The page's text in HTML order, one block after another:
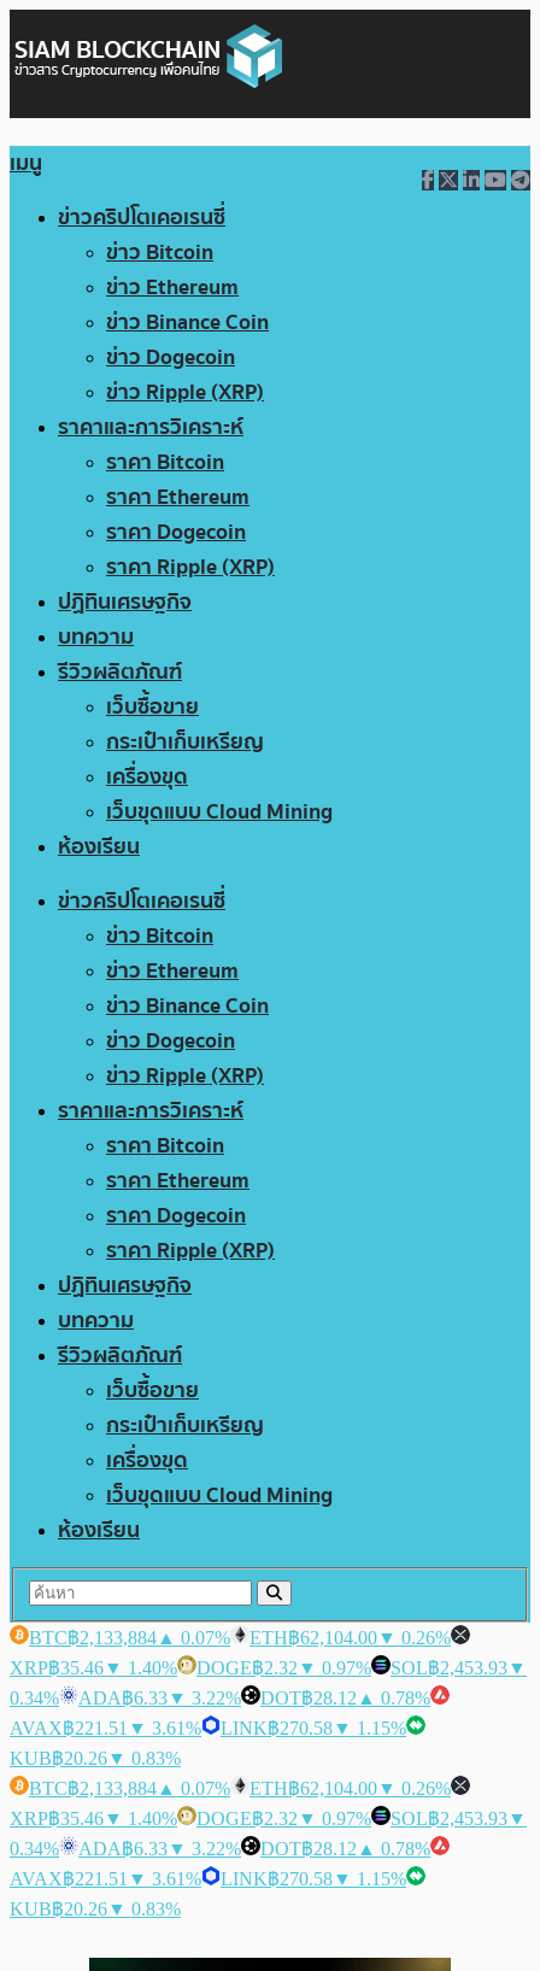
เมนู
ข่าวคริปโตเคอเรนซี่
ข่าว Bitcoin
ข่าว Ethereum
ข่าว Binance Coin
ข่าว Dogecoin
ข่าว Ripple (XRP)
ราคาและการวิเคราะห์
ราคา Bitcoin
ราคา Ethereum
ราคา Dogecoin
ราคา Ripple (XRP)
ปฏิทินเศรษฐกิจ
บทความ
รีวิวผลิตภัณฑ์
เว็บซื้อขาย
กระเป๋าเก็บเหรียญ
เครื่องขุด
เว็บขุดแบบ Cloud Mining
ห้องเรียน
ข่าวคริปโตเคอเรนซี่
ข่าว Bitcoin
ข่าว Ethereum
ข่าว Binance Coin
ข่าว Dogecoin
ข่าว Ripple (XRP)
ราคาและการวิเคราะห์
ราคา Bitcoin
ราคา Ethereum
ราคา Dogecoin
ราคา Ripple (XRP)
ปฏิทินเศรษฐกิจ
บทความ
รีวิวผลิตภัณฑ์
เว็บซื้อขาย
กระเป๋าเก็บเหรียญ
เครื่องขุด
เว็บขุดแบบ Cloud Mining
ห้องเรียน
BTC฿2,133,884 ▲ 0.07% ETH฿62,104.00▼ 0.26%
XRP฿35.46▼ 1.40% DOGE฿2.32 ▼ 0.97% SOL฿2,453.93▼
0.34%
ADA฿6.33▼ 3.22% DOT฿28.12 ▲ 0.78%
AVAX฿221.51 ▼ 3.61% LINK฿270.58▼ 1.15%
KUB฿20.26▼ 0.83%
BTC฿2,133,884 ▲ 0.07% ETH฿62,104.00▼ 0.26%
XRP฿35.46▼ 1.40% DOGE฿2.32 ▼ 0.97% SOL฿2,453.93▼
0.34%
ADA฿6.33▼ 3.22% DOT฿28.12 ▲ 0.78%
AVAX฿221.51 ▼ 3.61% LINK฿270.58▼ 1.15%
KUB฿20.26▼ 0.83%